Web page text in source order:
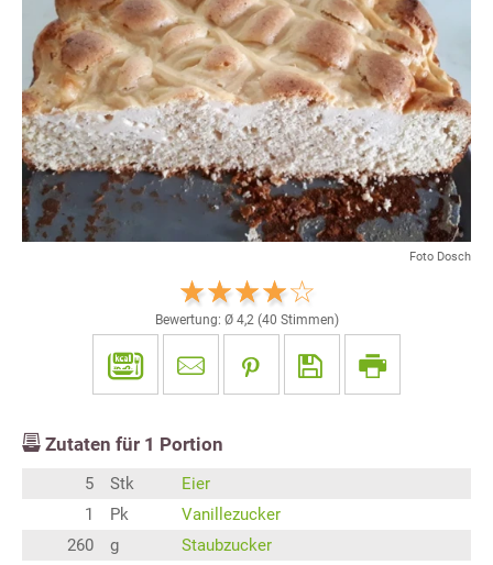
Foto Dosch
Bewertung: Ø 4,2(40 Stimmen)
Zutaten für 1 Portion
5 Stk
Eier
1
Pk
Vanillezucker
260
g
Staubzucker